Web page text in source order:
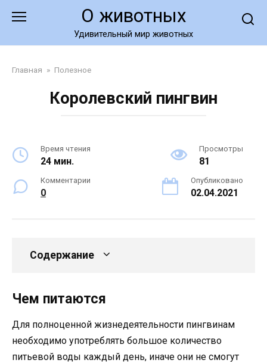
О животных
Удивительный мир животных
Главная » Полезное
Королевский пингвин
Время чтения
24 мин.
Просмотры
81
Комментарии
0
Опубликовано
02.04.2021
Содержание
Чем питаются
Для полноценной жизнедеятельности пингвинам
необходимо употреблять большое количество
питьевой воды каждый день, иначе они не смогут